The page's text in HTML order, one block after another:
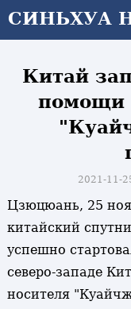
СИНЬХУА
Китай
помощи
2021-11-
Цзюцюань, 25
китайский
успешно
северо-западе
носителя